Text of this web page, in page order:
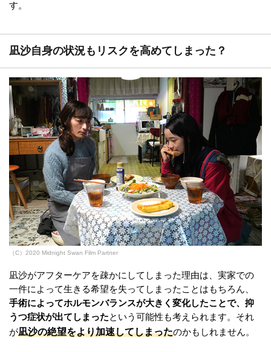
す。
凪沙自身の状況もリスクを高めてしまった？
（C）2020 Midnight Swan Film Partner
凪沙がアフターケアを疎かにしてしまった理由は、実家での
一件によって生きる希望を失ってしまったことはもちろん、
手術によってホルモンバランスが大きく変化したことで、抑
うつ症状が出てしまったという可能性も考えられます。それ
が凪沙の絶望をより加速してしまったのかもしれません。